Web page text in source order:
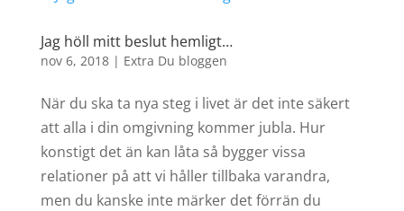
Jag höll mitt beslut hemligt…
nov 6, 2018| Extra Du bloggen
När du ska ta nya steg i livet är det inte säkert
att alla i din omgivning kommer jubla. Hur
konstigt det än kan låta så bygger vissa
relationer på att vi håller tillbaka varandra,
men du kanske inte märker det förrän du